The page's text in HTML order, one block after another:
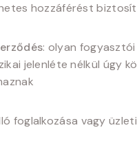
hozzáférést
: olyan
jelenléte nélkül úgy
foglalkozása vagy